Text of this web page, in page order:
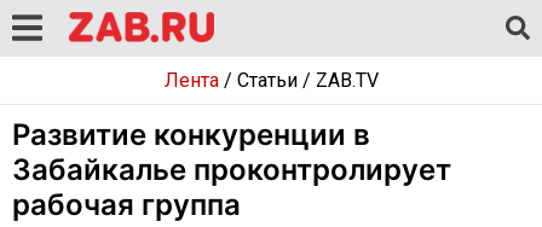
Лента/ Статьи/ ZAB.TV
Развитие конкуренции в
Забайкалье проконтролирует
рабочая группа